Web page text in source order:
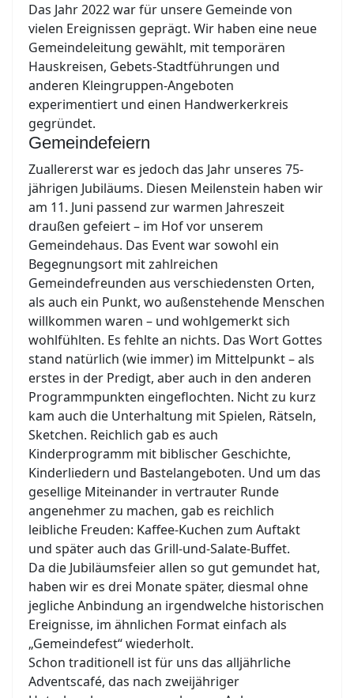
Das Jahr 2022 war für unsere Gemeinde von
vielen Ereignissen geprägt. Wir haben eine neue
Gemeindeleitung gewählt, mit temporären
Hauskreisen, Gebets-Stadtführungen und
anderen Kleingruppen-Angeboten
experimentiert und einen Handwerkerkreis
gegründet.
Gemeindefeiern
Zuallererst war es jedoch das Jahr unseres 75-
jährigen Jubiläums. Diesen Meilenstein haben wir
am 11. Juni passend zur warmen Jahreszeit
draußen gefeiert – im Hof vor unserem
Gemeindehaus. Das Event war sowohl ein
Begegnungsort mit zahlreichen
Gemeindefreunden aus verschiedensten Orten,
als auch ein Punkt, wo außenstehende Menschen
willkommen waren – und wohlgemerkt sich
wohlfühlten. Es fehlte an nichts. Das Wort Gottes
stand natürlich (wie immer) im Mittelpunkt – als
erstes in der Predigt, aber auch in den anderen
Programmpunkten eingeflochten. Nicht zu kurz
kam auch die Unterhaltung mit Spielen, Rätseln,
Sketchen. Reichlich gab es auch
Kinderprogramm mit biblischer Geschichte,
Kinderliedern und Bastelangeboten. Und um das
gesellige Miteinander in vertrauter Runde
angenehmer zu machen, gab es reichlich
leibliche Freuden: Kaffee-Kuchen zum Auftakt
und später auch das Grill-und-Salate-Buffet.
Da die Jubiläumsfeier allen so gut gemundet hat,
haben wir es drei Monate später, diesmal ohne
jegliche Anbindung an irgendwelche historischen
Ereignisse, im ähnlichen Format einfach als
„Gemeindefest“ wiederholt.
Schon traditionell ist für uns das alljährliche
Adventscafé, das nach zweijähriger